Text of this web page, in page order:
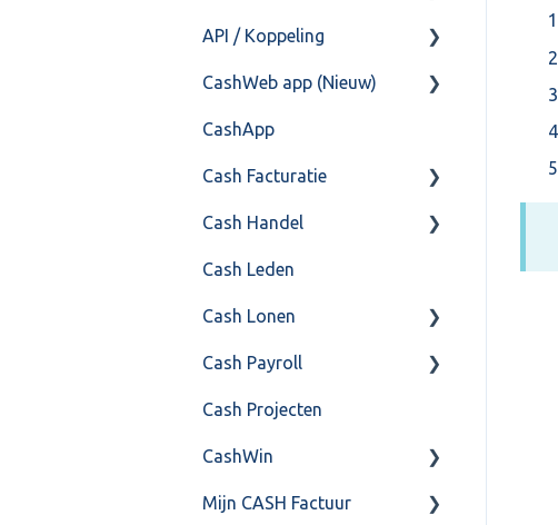
Fiscaal
Overig
CashHero Layout
Mailen vanuit CASHWeb
Algemeen gebruik
API / Koppeling
Algemeen
Api 3.0 (SOAP API)
API 4.0 (REST API)
CashWeb app (Nieuw)
Veel gestelde vragen
CashApp
Cash Facturatie
Factureren
Instellingen
Algemeen
Formulierlayout
Cash Handel
Inkoop
Verkoop
Voorraad
Overig
VoorraadService &
Cash Leden
Cash Lonen
Algemeen
Inrichting
Jaarafsluiting
Salarisberekening
Cash Payroll
Aangifte
Algemeen
Basis Training
Cash Projecten
CashWin
Overig
Mijn CASH Factuur